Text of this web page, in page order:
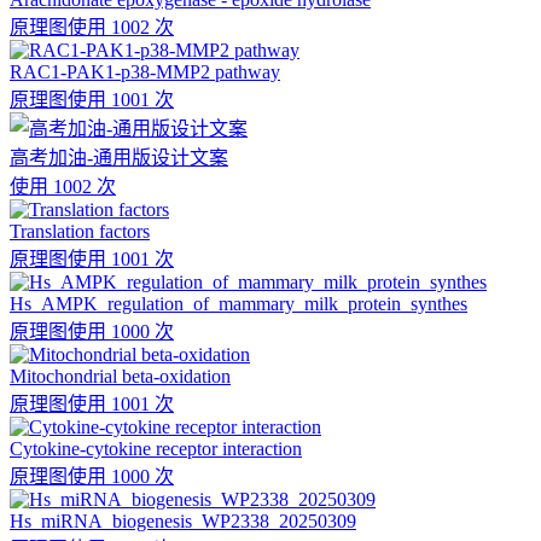
原理图使用 1002 次
RAC1-PAK1-p38-MMP2 pathway
原理图使用 1001 次
高考加油-通用版设计文案
使用 1002 次
Translation factors
原理图使用 1001 次
Hs_AMPK_regulation_of_mammary_milk_protein_synthes
原理图使用 1000 次
Mitochondrial beta-oxidation
原理图使用 1001 次
Cytokine-cytokine receptor interaction
原理图使用 1000 次
Hs_miRNA_biogenesis_WP2338_20250309